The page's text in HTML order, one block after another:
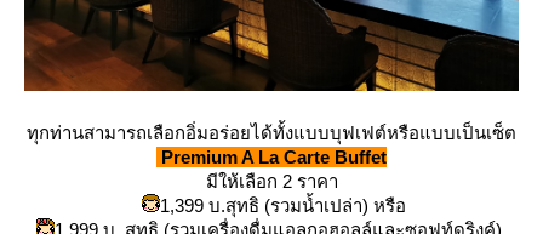
ทุกท่านสามารถเลือกอิ่มอร่อยได้ทั้งแบบบุฟเฟต์หรือแบบเป็นเซ็ต
Premium A La Carte Buffet
มีให้เลือก 2 ราคา
1,399 บ.สุทธิ (รวมน้ำเปล่า)​ หรือ
1,999 บ. สุทธิ (รวมเครื่องดื่มแอลกอฮอลล์และซอฟท์ดริงค์)​